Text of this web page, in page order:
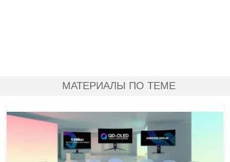
МАТЕРИАЛЫ ПО ТЕМЕ